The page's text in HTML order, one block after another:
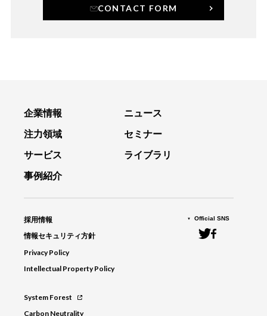
CONTACT FORM
企業情報
注力領域
サービス
事例紹介
ニュース
セミナー
ライブラリ
採用情報
情報セキュリティ方針
Privacy Policy
Intellectual Property Policy
System Forest
Carbon Neutrality
Official SNS